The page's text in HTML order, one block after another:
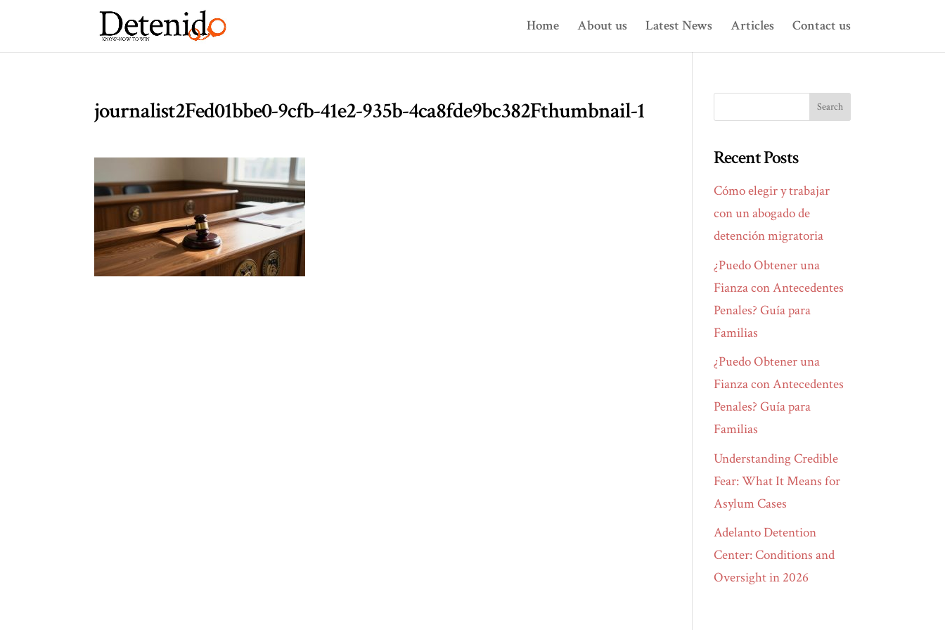
Home About us Latest News Articles Contact us
journalist2Fed01bbe0-9cfb-41e2-935b-4ca8fde9bc382Fthumbnail-1
Recent Posts
Cómo elegir y trabajar
con un abogado de
detención migratoria
¿Puedo Obtener una
Fianza con Antecedentes
Penales? Guía para
Familias
¿Puedo Obtener una
Fianza con Antecedentes
Penales? Guía para
Familias
Understanding Credible
Fear: What It Means for
Asylum Cases
Adelanto Detention
Center: Conditions and
Oversight in 2026